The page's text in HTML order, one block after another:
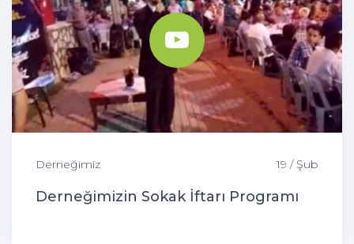
Derneğimiz 19 / Şub
Derneğimizin Sokak İftarı Programı